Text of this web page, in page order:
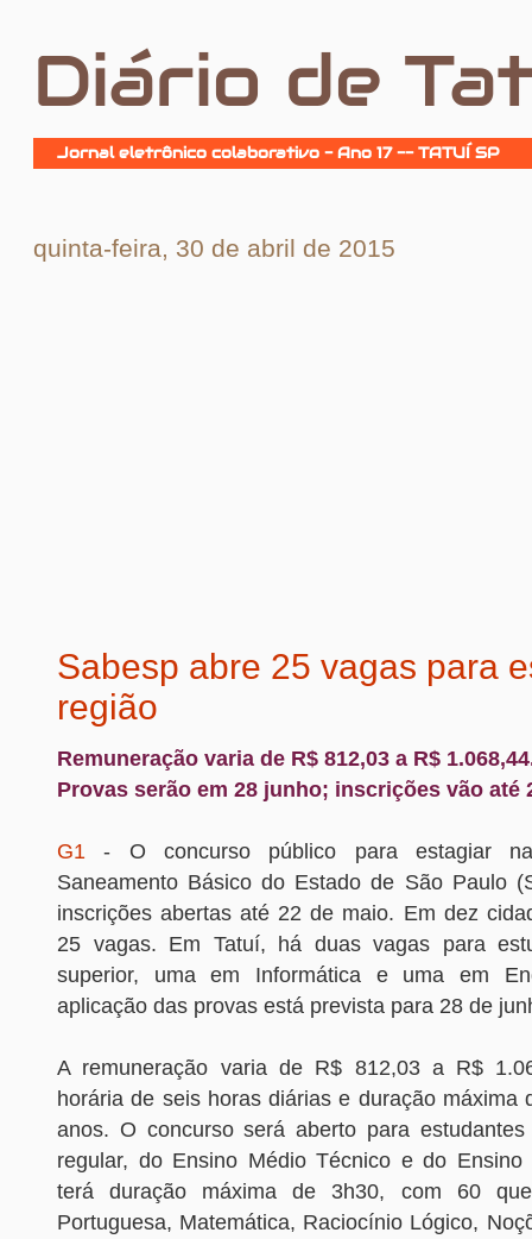
Diário de
Jornal eletrônico colaborativo - Ano 17 -- TATUÍ SP
quinta-feira, 30 de abril de 2015
Sabesp abre 25 vagas para
região
Remuneração varia de R$ 812,03 a R$
Provas serão em 28 junho; inscrições vão até
G1 - O concurso público para estagiar
Saneamento Básico do Estado de São Paulo
inscrições abertas até 22 de maio. Em dez
25 vagas. Em Tatuí, há duas vagas para
superior, uma em Informática e uma em
aplicação das provas está prevista para 28 de
A remuneração varia de R$ 812,03 a R$
horária de seis horas diárias e duração máxima
anos. O concurso será aberto para
regular, do Ensino Médio Técnico e do Ensino
terá duração máxima de 3h30, com 60
Portuguesa, Matemática, Raciocínio Lógico,